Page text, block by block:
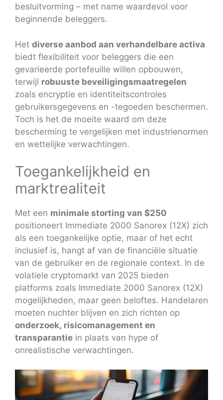
besluitvorming – met name waardevol voor
beginnende beleggers.
Het diverse aanbod aan verhandelbare activa
biedt flexibiliteit voor beleggers die een
gevarieerde portefeuille willen opbouwen,
terwijl robuuste beveiligingsmaatregelen
zoals encryptie en identiteitscontroles
gebruikersgegevens en -tegoeden beschermen.
Toch is het de moeite waard om deze
bescherming te vergelijken met industrienormen
en wettelijke verwachtingen.
Toegankelijkheid en
marktrealiteit
Met een minimale storting van $250
positioneert Immediate 2000 Sanorex (12X) zich
als een toegankelijke optie, maar of het echt
inclusief is, hangt af van de financiële situatie
van de gebruiker en de regionale context. In de
volatiele cryptomarkt van 2025 bieden
platforms zoals Immediate 2000 Sanorex (12X)
mogelijkheden, maar geen beloftes. Handelaren
moeten nuchter blijven en zich richten op
onderzoek, risicomanagement en
transparantie in plaats van hype of
onrealistische verwachtingen.